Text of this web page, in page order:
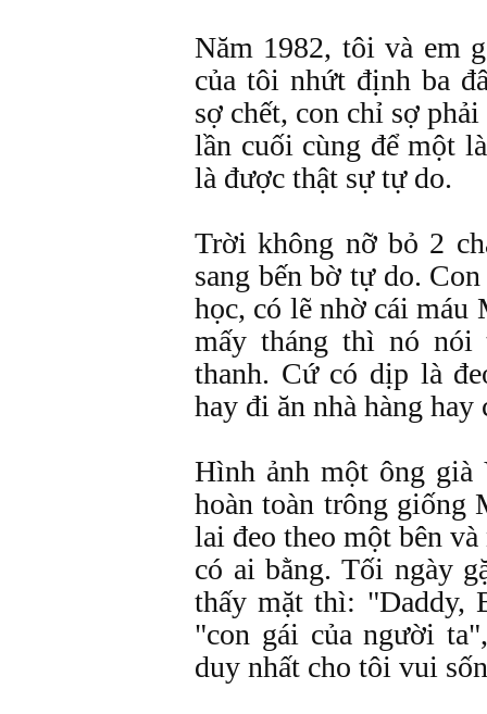
Năm 1982, tôi và em
của tôi nhứt định ba
sợ chết, con chỉ sợ
lần cuối cùng để một
là được thật sự tự do.
Trời không nỡ bỏ 2
sang bến bờ tự do.
học, có lẽ nhờ cái máu
mấy tháng thì nó
thanh. Cứ có dịp là
hay đi ăn nhà hàng hay
Hình ảnh một ông
hoàn toàn trông giống
lai đeo theo một bên
có ai bằng. Tối ngày
thấy mặt thì: "Daddy,
"con gái của người
duy nhất cho tôi vui